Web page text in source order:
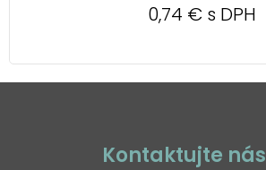
0,74 € s DPH
Kontaktujte nás